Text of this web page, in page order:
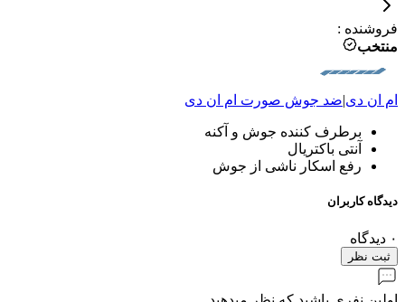
فروشنده :
منتخب
ام ان دی|ضد جوش صورت ام ان دی
برطرف کننده جوش و آکنه
آنتی باکتریال
رفع اسکار ناشی از جوش
دیدگاه کاربران
۰ دیدگاه
ثبت نظر